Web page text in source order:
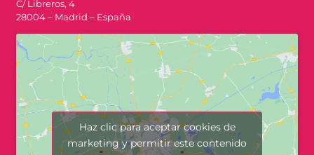
C/ Libreros, 4
28004 – Madrid – España
Haz clic para aceptar cookies de
marketing y permitir este contenido